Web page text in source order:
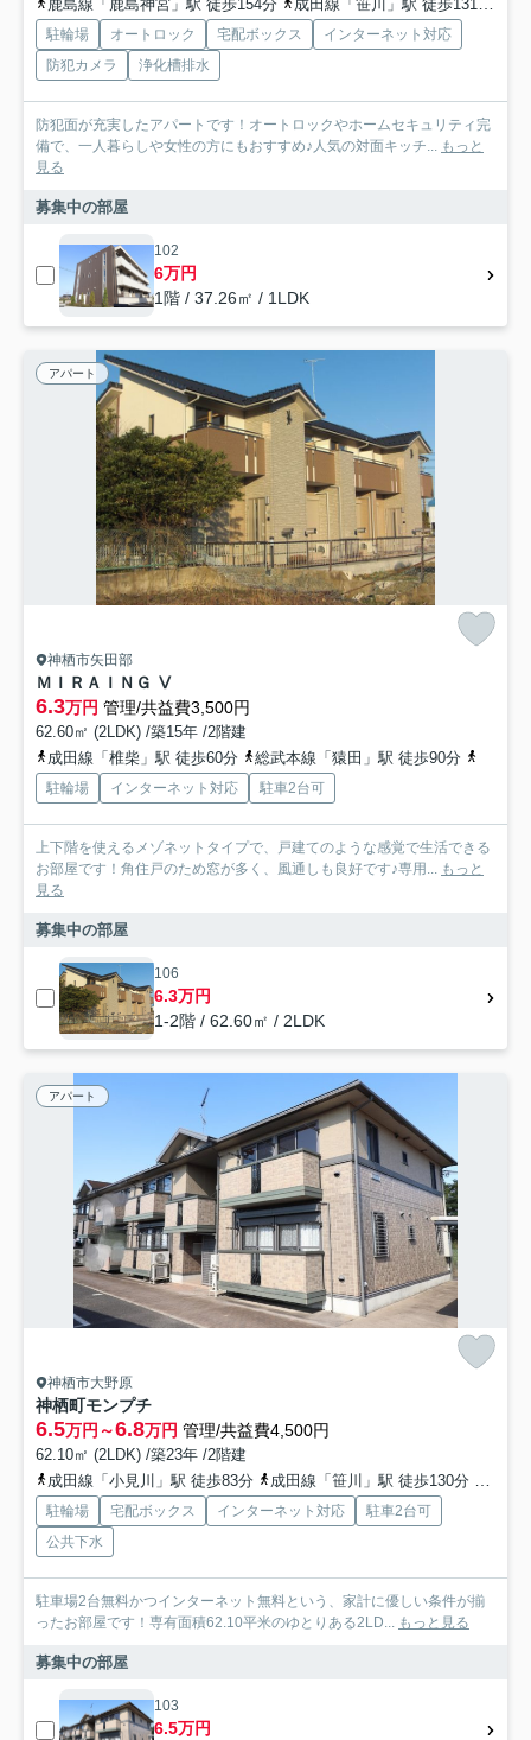
鹿島線「鹿島神宮」駅 徒歩154分 成田線「笹川」駅 徒歩131分
駐輪場 オートロック 宅配ボックス
インターネット対応
防犯カメラ
浄化槽排水
防犯面が充実したアパートです！オートロックやホームセキュリティ完
備で、一人暮らしや女性の方にもおすすめ♪人気の対面キッチ... もっと
見る
募集中の部屋
102
6万円
1階 / 37.26㎡ / 1LDK
アパート
神栖市矢田部
ＭＩＲＡＩＮＧ Ⅴ
6.3万円 管理/共益費3,500円
62.60㎡ (2LDK) /築15年 /2階建
成田線「椎柴」駅 徒歩60分
総武本線「猿田」駅 徒歩90分
駐輪場 インターネット対応 駐車2台可
上下階を使えるメゾネットタイプで、戸建てのような感覚で生活できる
お部屋です！角住戸のため窓が多く、風通しも良好です♪専用... もっと
見る
募集中の部屋
106
6.3万円
1-2階 / 62.60㎡ / 2LDK
アパート
神栖市大野原
神栖町モンプチ
6.5万円～6.8万円 管理/共益費4,500円
62.10㎡ (2LDK) /築23年 /2階建
成田線「小見川」駅 徒歩83分
成田線「笹川」駅 徒歩130分 成田
駐輪場 宅配ボックス インターネット対応
駐車2台可
公共下水
駐車場2台無料かつインターネット無料という、家計に優しい条件が揃
ったお部屋です！専有面積62.10平米のゆとりある2LD... もっと見る
募集中の部屋
103
6.5万円